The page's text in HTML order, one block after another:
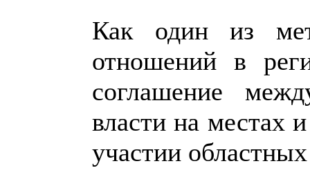
Как один из
отношений в
соглашение
власти на местах
участии